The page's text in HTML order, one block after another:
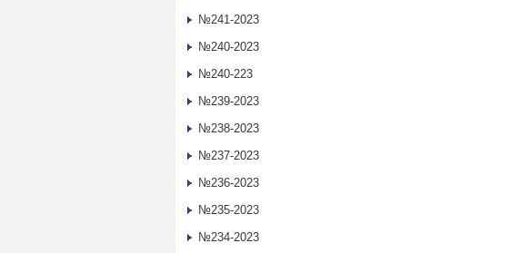
№241-2023
№240-2023
№240-223
№239-2023
№238-2023
№237-2023
№236-2023
№235-2023
№234-2023